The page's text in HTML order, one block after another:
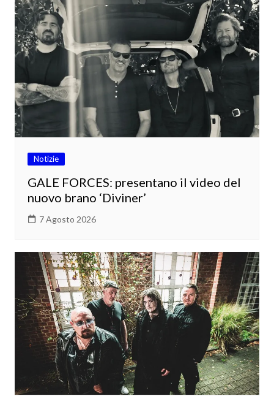
Notizie
GALE FORCES: presentano il video del
nuovo brano ‘Diviner’
7 Agosto 2026